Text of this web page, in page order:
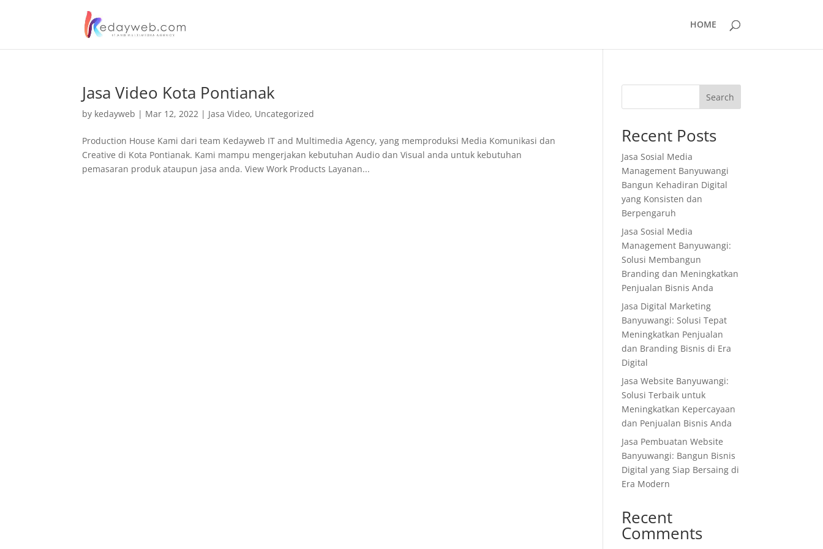
HOME
Jasa Video Kota Pontianak
by kedayweb | Mar 12, 2022 | Jasa Video, Uncategorized
Production House Kami dari team Kedayweb IT and Multimedia Agency, yang memproduksi Media Komunikasi dan
Creative di Kota Pontianak. Kami mampu mengerjakan kebutuhan Audio dan Visual anda untuk kebutuhan
pemasaran produk ataupun jasa anda. View Work Products Layanan...
Search
Recent Posts
Jasa Sosial Media
Management Banyuwangi
Bangun Kehadiran Digital
yang Konsisten dan
Berpengaruh
Jasa Sosial Media
Management Banyuwangi:
Solusi Membangun
Branding dan Meningkatkan
Penjualan Bisnis Anda
Jasa Digital Marketing
Banyuwangi: Solusi Tepat
Meningkatkan Penjualan
dan Branding Bisnis di Era
Digital
Jasa Website Banyuwangi:
Solusi Terbaik untuk
Meningkatkan Kepercayaan
dan Penjualan Bisnis Anda
Jasa Pembuatan Website
Banyuwangi: Bangun Bisnis
Digital yang Siap Bersaing di
Era Modern
Recent
Comments